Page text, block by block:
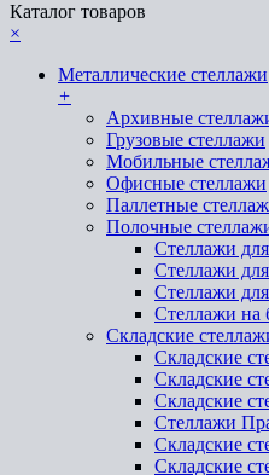
Каталог товаров
×
Металлические стеллажи
+
Архивные
Грузовые стеллажи
Мобильные
Офисные стеллажи
Паллетные
Полочные
Стеллажи
Стеллажи
Стеллажи
Стеллажи на
Складские
Складские
Складские
Складские
Стеллажи
Складские
Складские